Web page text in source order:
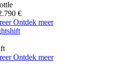
€
Ontdek meer
Ontdek meer